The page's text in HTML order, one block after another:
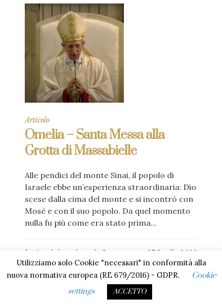
Articolo
Omelia – Santa Messa alla
Grotta di Massabielle
Alle pendici del monte Sinai, il popolo di
Israele ebbe un’esperienza straordinaria: Dio
scese dalla cima del monte e si incontrò con
Mosè e con il suo popolo. Da quel momento
nulla fu più come era stato prima...
27 Luglio 2023
by Amministrazione in
In
Evidenza, Omelie,Vescovo di Tortona
Utilizziamo solo Cookie "necessari" in conformità alla
nuova normativa europea (RE 679/2016) - GDPR.
Cookie
settings
ACCETTO